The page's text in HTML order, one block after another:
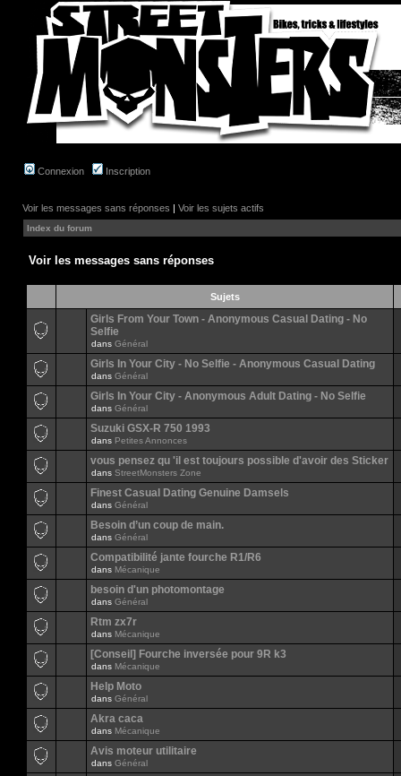
Connexion Inscription
Voir les messages sans réponses | Voir les sujets actifs
Index du forum
Voir les messages sans réponses
Sujets
Girls From Your Town - Anonymous Casual Dating - No
Selfie
dans Général
Girls In Your City - No Selfie - Anonymous Casual Dating
dans Général
Girls In Your City - Anonymous Adult Dating - No Selfie
dans Général
Suzuki GSX-R 750 1993
dans Petites Annonces
vous pensez qu 'il est toujours possible d'avoir des Sticker
dans StreetMonsters Zone
Finest Сasual Dating Genuine Damsels
dans Général
Besoin d’un coup de main.
dans Général
Compatibilité jante fourche R1/R6
dans Mécanique
besoin d'un photomontage
dans Général
Rtm zx7r
dans Mécanique
[Conseil] Fourche inversée pour 9R k3
dans Mécanique
Help Moto
dans Général
Akra caca
dans Mécanique
Avis moteur utilitaire
dans Général